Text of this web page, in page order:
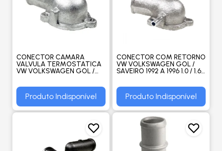
CONECTOR CAMARA
VALVULA TERMOSTATICA
VW VOLKSWAGEN GOL /
VALCLEI
Produto Indisponível
CONECTOR COM RETORNO
VW VOLKSWAGEN GOL /
SAVEIRO 1992 A 1996 1.0 / 1.6 /
Produto Indisponível